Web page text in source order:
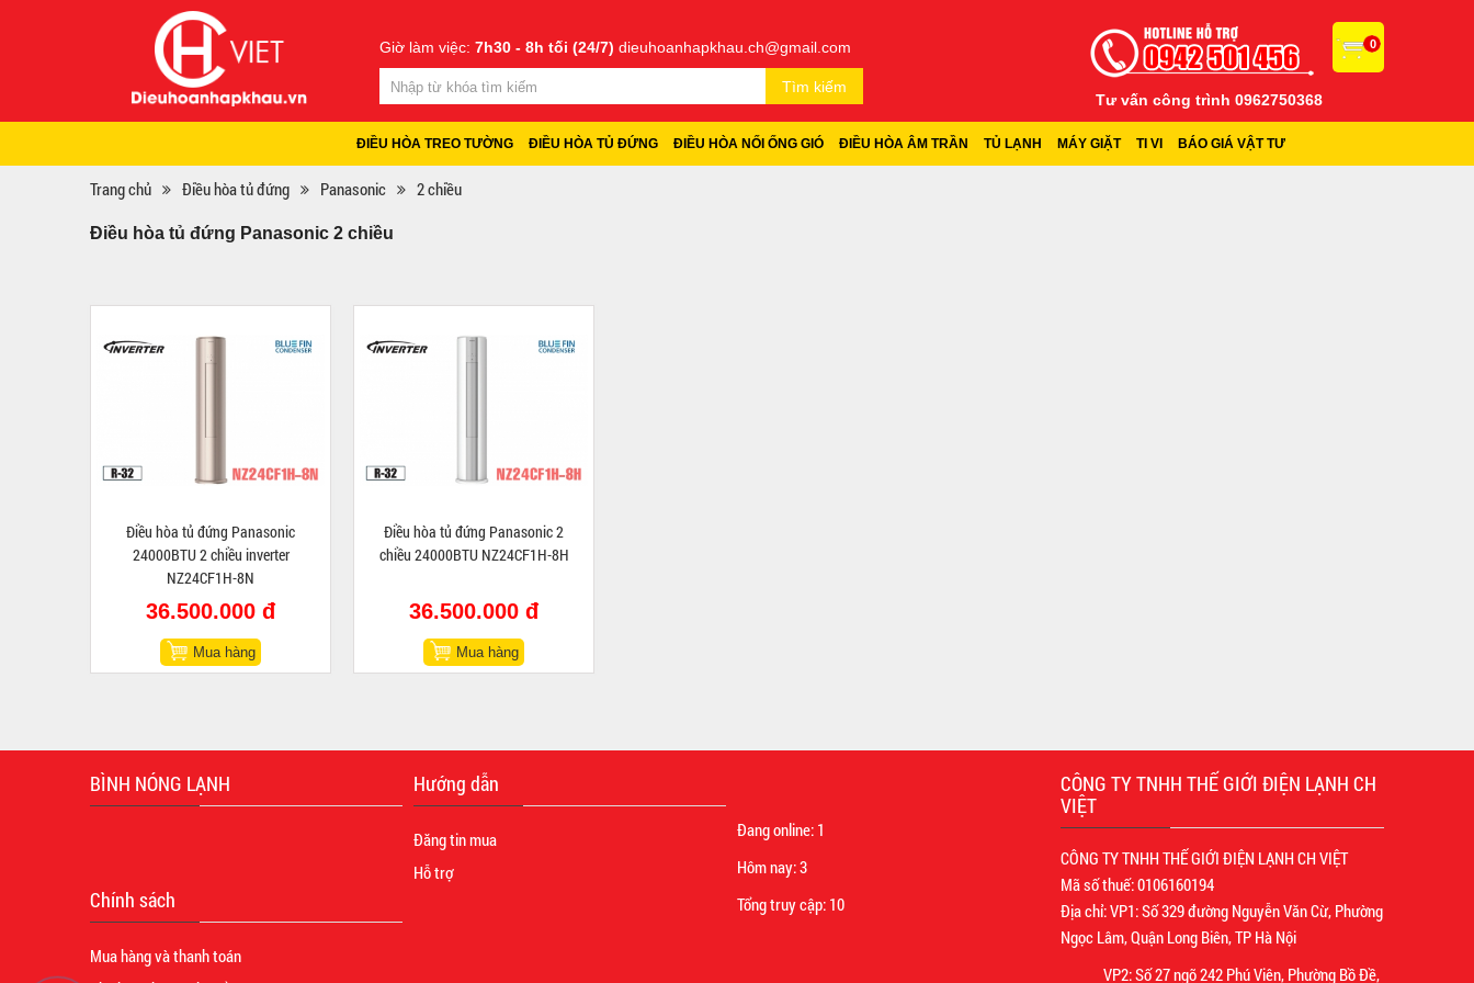
Giờ làm việc: 7h30 - 8h tối (24/7) dieuhoanhapkhau.ch@gmail.com
Tìm kiếm
0
Tư vấn công trình 0962750368
ĐIỀU HÒA TREO TƯỜNG ĐIỀU HÒA TỦ ĐỨNG ĐIỀU HÒA NỐI ỐNG GIÓ ĐIỀU HÒA ÂM TRẦN TỦ LẠNH MÁY GIẶT TI VI BÁO GIÁ VẬT TƯ
Trang chủ Điều hòa tủ đứng Panasonic 2 chiều
Điều hòa tủ đứng Panasonic 2 chiều
Điều hòa tủ đứng Panasonic
24000BTU 2 chiều inverter
NZ24CF1H-8N
36.500.000 đ
Mua hàng
Điều hòa tủ đứng Panasonic 2
chiều 24000BTU NZ24CF1H-8H
36.500.000 đ
Mua hàng
BÌNH NÓNG LẠNH Hướng dẫn
Đăng tin mua
Hỗ trợ
Chính sách
Mua hàng và thanh toán
Đang online: 1
Hôm nay:3
Tổng truy cập: 10
CÔNG TY TNHH THẾ GIỚI ĐIỆN LẠNH CH
VIỆT
CÔNG TY TNHH THẾ GIỚI ĐIỆN LẠNH CH VIỆT
Mã số thuế: 0106160194
Địa chỉ: VP1: Số 329 đường Nguyễn Văn Cừ, Phường
Ngọc Lâm, Quận Long Biên, TP Hà Nội
VP2: Số 27 ngõ 242 Phú Viên, Phường Bồ Đề,